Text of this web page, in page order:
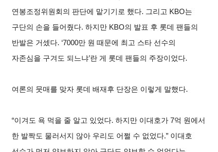
연봉조정위원회의 판단에 맡기기로 했다. 그리고 KBO는
구단의 손을 들어줬다.하지만 KBO의 발표 후 롯데 팬들의
반발은 거셌다. ‘7000만 원 때문에 최고 스타 선수의
자존심을 구겨도 되느냐’란 게 롯데 팬들의 주장이었다.
여론의 뭇매를 맞자 롯데 배재후 단장은 이렇게 말했다.
“이겨도 욕 먹을 줄 알고 있었다.하지만 이대호가 7억 원에서
한 발짝도 물러서지 않아 우리도 어쩔 수 없었다.” 이대호